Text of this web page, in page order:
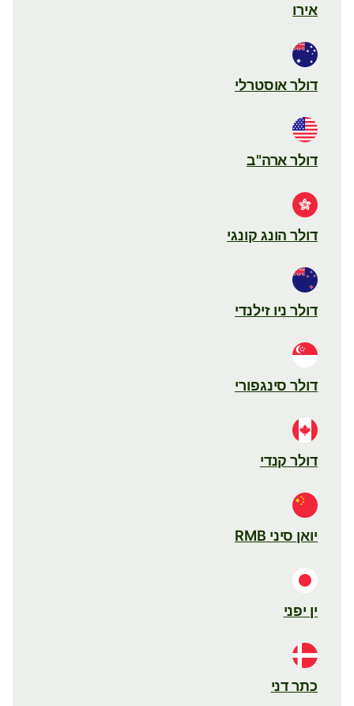
אירו
דולר אוסטרלי
דולר ארה"ב
דולר הונג קונגי
דולר ניו זילנדי
דולר סינגפורי
דולר קנדי
יואן סיני RMB
ין יפני
כתר דני